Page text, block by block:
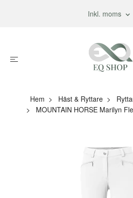
Inkl. moms
Hem Häst & Ryttare
MOUNTAIN HORSE Marilyn